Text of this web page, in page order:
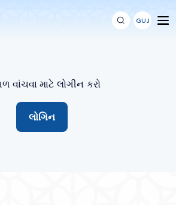
GUJ
વાંચવા માટે લોગીન કરો
લોગિન